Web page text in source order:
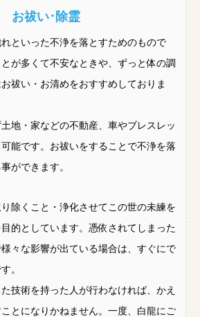
お祓い･除霊
といった不浄を落とすためのもので
が多くて不安なときや、ずっと体の調
祓い・お清めをおすすめしておりま
地・家などの不動産、車やブレスレッ
可能です。お祓いをすることで不浄を落
ができます。
除くこと・浄化させてこの世の未練を
的としています。憑依されてしまった
々な影響が出ている場合は、すぐにで
。
技術を持った人が行わなければ、かえ
とになりかねません。一度、白龍にご